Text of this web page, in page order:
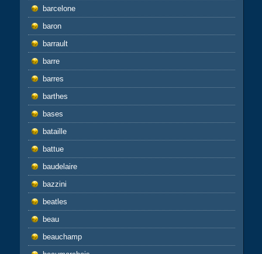
barcelone
baron
barrault
barre
barres
barthes
bases
bataille
battue
baudelaire
bazzini
beatles
beau
beauchamp